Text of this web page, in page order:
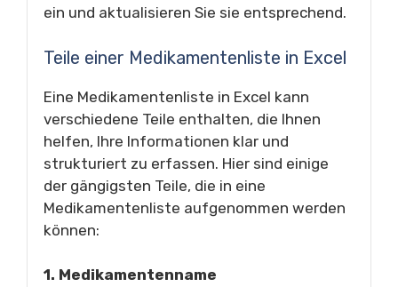
ein und aktualisieren Sie sie entsprechend.
Teile einer Medikamentenliste in Excel
Eine Medikamentenliste in Excel kann
verschiedene Teile enthalten, die Ihnen
helfen, Ihre Informationen klar und
strukturiert zu erfassen. Hier sind einige
der gängigsten Teile, die in eine
Medikamentenliste aufgenommen werden
können:
1. Medikamentenname